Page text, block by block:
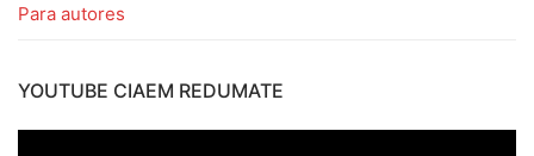
Para autores
YOUTUBE CIAEM REDUMATE